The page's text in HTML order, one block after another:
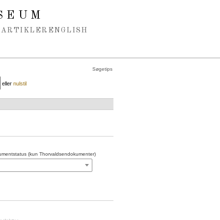
ENGLISH
Søgetips
eller nulstil
(kun Thorvaldsendokumenter)